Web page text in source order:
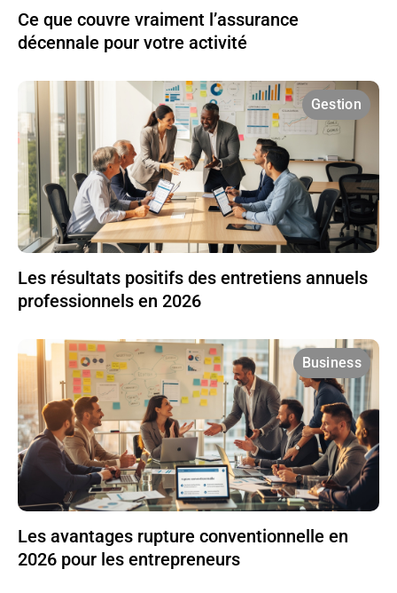
Ce que couvre vraiment l’assurance
décennale pour votre activité
Gestion
Les résultats positifs des entretiens annuels
professionnels en 2026
Business
Les avantages rupture conventionnelle en
2026 pour les entrepreneurs